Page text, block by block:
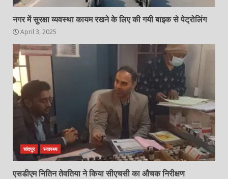
नगर में सुरक्षा व्यवस्था कायम रखने के लिए की गयी बाइक से पेट्रोलिंग
April 3, 2025
चांदपुर स्वास्थ्य
एसडीएम नितिन तेवतिया ने किया सीएचसी का औचक निरीक्षण